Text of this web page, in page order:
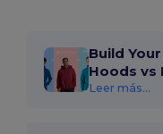
Build
Hoods vs
Leer más...